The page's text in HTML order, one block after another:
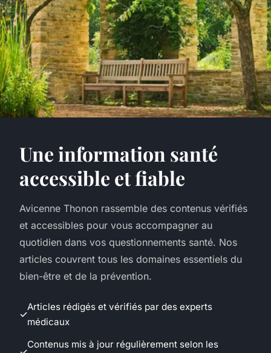
Une information santé
accessible et fiable
Avicenne Thonon rassemble des contenus vérifiés
et accessibles pour vous accompagner au
quotidien dans vos questionnements santé. Nos
articles couvrent tous les domaines essentiels du
bien-être et de la prévention.
Articles rédigés et vérifiés par des experts
médicaux
Contenus mis à jour régulièrement selon les